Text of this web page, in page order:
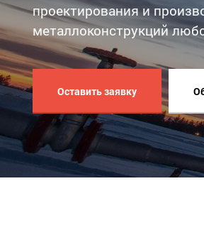
проектирования и
металлоконструкций
Оставить заявку